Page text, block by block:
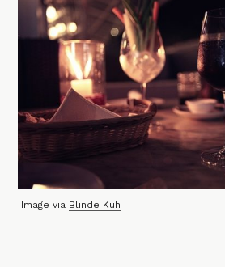
Image via Blinde Kuh